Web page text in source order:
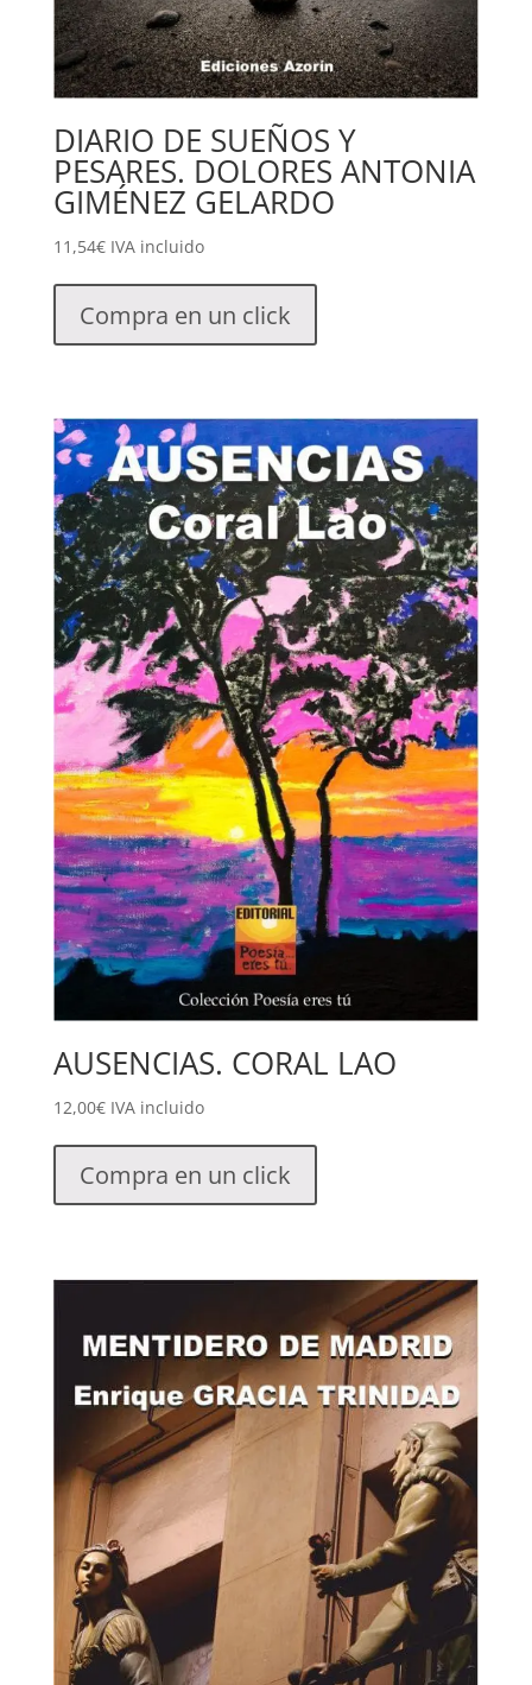
DIARIO DE SUEÑOS Y
PESARES. DOLORES ANTONIA
GIMÉNEZ GELARDO
11,54€ IVA incluido
Compra en un click
AUSENCIAS. CORAL LAO
12,00€ IVA incluido
Compra en un click